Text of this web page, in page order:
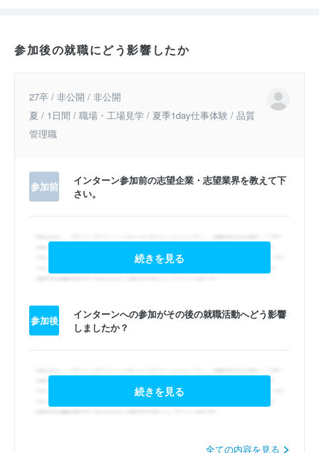
参加後の就職にどう影響したか
27卒 / 非公開 / 非公開
夏 / 1日間 / 職場・工場見学 / 夏季1day仕事体験 / 品質
管理職
参加前
インターン参加前の志望企業・志望業界を教えて下
さい。
続きを見る
参加後
インターンへの参加がその後の就職活動へどう影響
しましたか？
続きを見る
全ての内容を見る